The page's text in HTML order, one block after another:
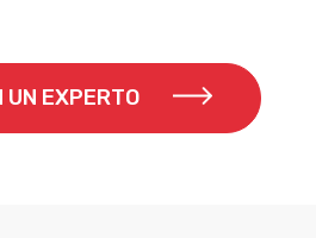
UN EXPERTO